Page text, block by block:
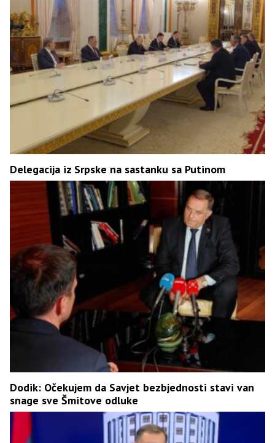
Delegacija iz Srpske na sastanku sa Putinom
Dodik: Očekujem da Savjet bezbjednosti stavi van
snage sve Šmitove odluke